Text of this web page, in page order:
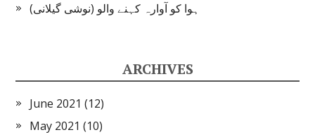
ہوا کو آوارہ کہنے والو (نوشی گیلانی)
ARCHIVES
June 2021 (12)
May 2021 (10)